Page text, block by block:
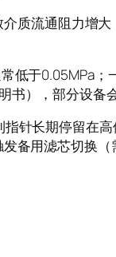
质流通阻力增
低于0.05MPa
），部分设备会
针长期停留在
备用滤芯切换（